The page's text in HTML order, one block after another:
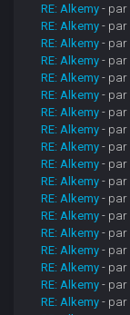
RE: Alkemy - par
RE: Alkemy - par
RE: Alkemy - par
RE: Alkemy - par
RE: Alkemy - par
RE: Alkemy - par
RE: Alkemy - par
RE: Alkemy - par
RE: Alkemy - par
RE: Alkemy - par
RE: Alkemy - par
RE: Alkemy - par
RE: Alkemy - par
RE: Alkemy - par
RE: Alkemy - par
RE: Alkemy - par
RE: Alkemy - par
RE: Alkemy - par